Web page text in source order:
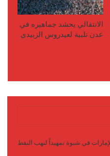
الانتقالي يحشد جماهيره في
عدن تلبية لعيدروس الزبيدي
في شبوة تمهيداً لنهب النفط